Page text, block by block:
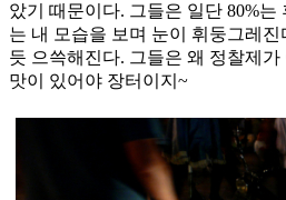
았기 때문이다. 그들은 일단 80%
는 내 모습을 보며 눈이 휘둥그레
듯 으쓱해진다. 그들은 왜 정찰제
맛이 있어야 장터이지~